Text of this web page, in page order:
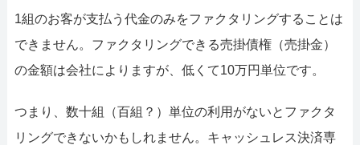
1組のお客が支払う代金のみをファクタリングすることは
できません。ファクタリングできる売掛債権（売掛金）
の金額は会社によりますが、低くて10万円単位です。
つまり、数十組（百組？）単位の利用がないとファクタ
リングできないかもしれません。キャッシュレス決済専